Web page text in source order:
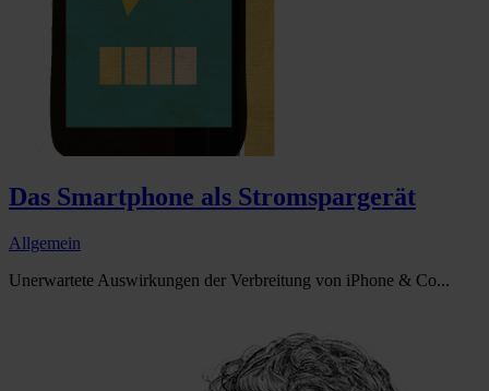
Das Smartphone als Stromspargerät
Allgemein
Unerwartete Auswirkungen der Verbreitung von iPhone & Co...